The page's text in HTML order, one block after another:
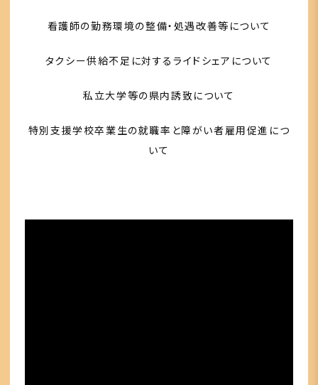
看護師の勤務環境の整備・処遇改善等について
タクシー供給不足に対するライドシェアについて
私立大学等の県内誘致について
特別支援学校卒業生の就職率と障がい者雇用促進につ
いて